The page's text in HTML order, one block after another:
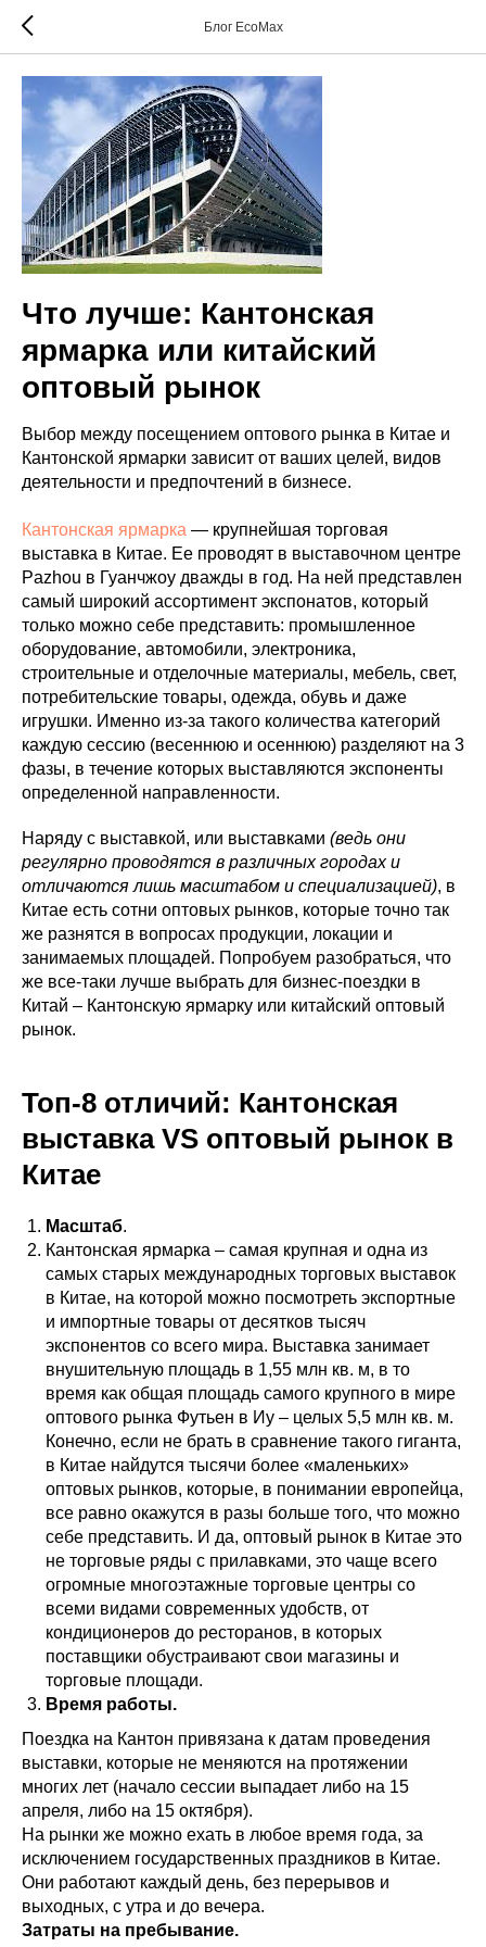
Блог EcoMax
Что лучше: Кантонская
ярмарка или китайский
оптовый рынок
Выбор между посещением оптового рынка в Китае и
Кантонской ярмарки зависит от ваших целей, видов
деятельности и предпочтений в бизнесе.
Кантонская ярмарка — крупнейшая торговая
выставка в Китае. Ее проводят в выставочном центре
Pazhou в Гуанчжоу дважды в год. На ней представлен
самый широкий ассортимент экспонатов, который
только можно себе представить: промышленное
оборудование, автомобили, электроника,
строительные и отделочные материалы, мебель, свет,
потребительские товары, одежда, обувь и даже
игрушки. Именно из-за такого количества категорий
каждую сессию (весеннюю и осеннюю) разделяют на 3
фазы, в течение которых выставляются экспоненты
определенной направленности.
Наряду с выставкой, или выставками (ведь они
регулярно проводятся в различных городах и
отличаются лишь масштабом и специализацией), в
Китае есть сотни оптовых рынков, которые точно так
же разнятся в вопросах продукции, локации и
занимаемых площадей. Попробуем разобраться, что
же все-таки лучше выбрать для бизнес-поездки в
Китай – Кантонскую ярмарку или китайский оптовый
рынок.
Топ-8 отличий: Кантонская
выставка VS оптовый рынок в
Китае
Масштаб.
Кантонская ярмарка – самая крупная и одна из
самых старых международных торговых выставок
в Китае, на которой можно посмотреть экспортные
и импортные товары от десятков тысяч
экспонентов со всего мира. Выставка занимает
внушительную площадь в 1,55 млн кв. м, в то
время как общая площадь самого крупного в мире
оптового рынка Футьен в Иу – целых 5,5 млн кв. м.
Конечно, если не брать в сравнение такого гиганта,
в Китае найдутся тысячи более «маленьких»
оптовых рынков, которые, в понимании европейца,
все равно окажутся в разы больше того, что можно
себе представить. И да, оптовый рынок в Китае это
не торговые ряды с прилавками, это чаще всего
огромные многоэтажные торговые центры со
всеми видами современных удобств, от
кондиционеров до ресторанов, в которых
поставщики обустраивают свои магазины и
торговые площади.
Время работы.
Поездка на Кантон привязана к датам проведения
выставки, которые не меняются на протяжении
многих лет (начало сессии выпадает либо на 15
апреля, либо на 15 октября).
На рынки же можно ехать в любое время года, за
исключением государственных праздников в Китае.
Они работают каждый день, без перерывов и
выходных, с утра и до вечера.
Затраты на пребывание.